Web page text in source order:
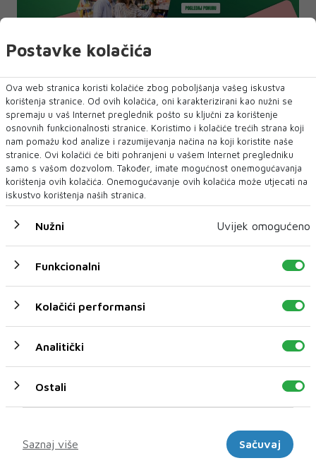
NAJČITANIJE
U Sarajevu počelo saobraćati 10 novih ISUZU
autobusa
Deset novih ISUZU autobusa rano jutros počelo saobraćati u
Sarajevu. Novi autobusi vozit...
Postavke kolačića
Ova web stranica koristi kolačiće zbog poboljšanja vašeg iskustva
korištenja stranice. Od ovih kolačića, oni karakterizirani kao nužni se
spremaju u vaš Internet preglednik pošto su ključni za korištenje
osnovnih funkcionalnosti stranice. Koristimo i kolačiće trećih strana koji
nam pomažu kod analize i razumijevanja načina na koji koristite naše
stranice. Ovi kolačići će biti pohranjeni u vašem Internet pregledniku
samo s vašom dozvolom. Također, imate mogućnost onemogućavanja
korištenja ovih kolačića. Onemogućavanje ovih kolačića može utjecati na
iskustvo korištenja naših stranica.
Nužni Uvijek omogućeno
Funkcionalni
Kolačići performansi
Analitički
Ostali
Saznaj više
Sačuvaj